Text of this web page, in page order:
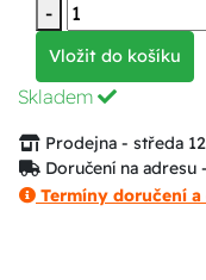
-
Vložit do košíku
Skladem
Prodejna - středa
Doručení na adresu
Termíny doručení